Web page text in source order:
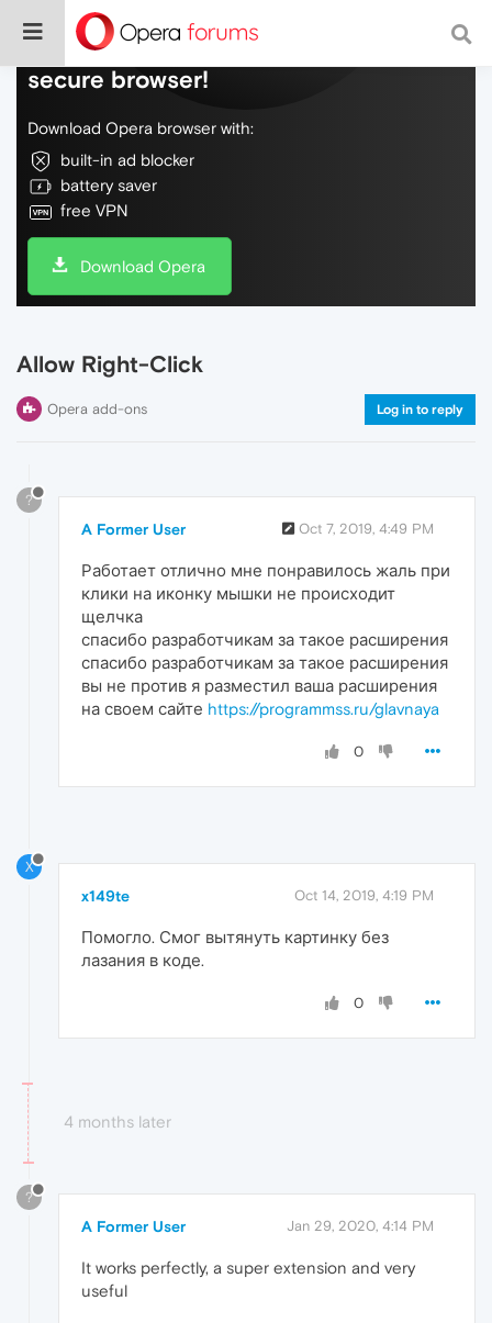
Do more on the web, with a fast and
secure browser!
Download Opera browser with:
built-in ad blocker
battery saver
free VPN
Download Opera
Allow Right-Click
Opera add-ons Log in to reply
?
A Former User Oct 7, 2019, 4:49 PM
Работает отлично мне понравилось жаль при
клики на иконку мышки не происходит
щелчка
спасибо разработчикам за такое расширения
спасибо разработчикам за такое расширения
вы не против я разместил ваша расширения
на своем сайте https://programmss.ru/glavnaya
0
X
x149te Oct 14, 2019, 4:19 PM
Помогло. Смог вытянуть картинку без
лазания в коде.
0
4 months later
?
A Former User Jan 29, 2020, 4:14 PM
It works perfectly, a super extension and very
useful